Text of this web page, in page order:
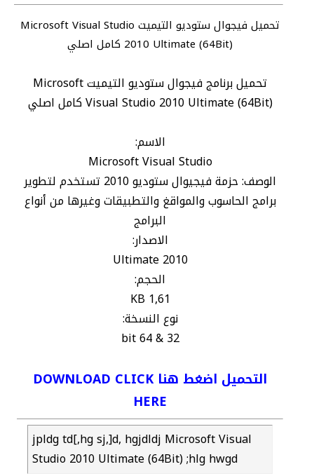
تحميل فيجوال ستوديو التيميت Microsoft Visual Studio
2010 Ultimate (64Bit) كامل اصلي
تحميل برنامج فيجوال ستوديو التيميت Microsoft
Visual Studio 2010 Ultimate (64Bit) كامل اصلي
الاسم:
Microsoft Visual Studio
الوصف: حزمة فيجيوال ستوديو 2010 تستخدم لتطوير
برامج الحاسوب والمواقغ والتطبيقات وغيرها من أنواع
البرامج
الاصدار:
2010 Ultimate
الحجم:
1,61 KB
نوع النسخة:
32 & 64 bit
التحميل اضغط هنا DOWNLOAD CLICK
HERE
jpldg td[,hg sj,]d, hgjdldj Microsoft Visual
Studio 2010 Ultimate (64Bit) ;hlg hwgd